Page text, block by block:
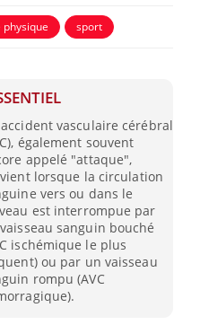
sport
vasculaire cérébral
également souvent
appelé "attaque",
lorsque la circulation
vers ou dans le
est interrompue par
sanguin bouché
ischémique le plus
ou par un vaisseau
rompu (AVC